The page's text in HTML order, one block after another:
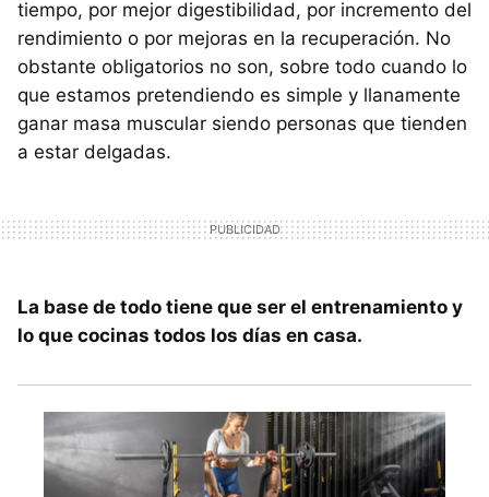
tiempo, por mejor digestibilidad, por incremento del
rendimiento o por mejoras en la recuperación. No
obstante obligatorios no son, sobre todo cuando lo
que estamos pretendiendo es simple y llanamente
ganar masa muscular siendo personas que tienden
a estar delgadas.
La base de todo tiene que ser el entrenamiento y
lo que cocinas todos los días en casa.